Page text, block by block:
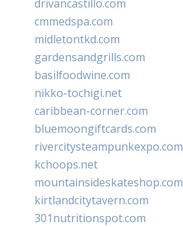
drivancastillo.com
cmmedspa.com
midletontkd.com
gardensandgrills.com
basilfoodwine.com
nikko-tochigi.net
caribbean-corner.com
bluemoongiftcards.com
rivercitysteampunkexpo.com
kchoops.net
mountainsideskateshop.com
kirtlandcitytavern.com
301nutritionspot.com